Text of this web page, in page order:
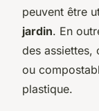
peuvent être
jardin. En
des assiettes,
ou
plastique.